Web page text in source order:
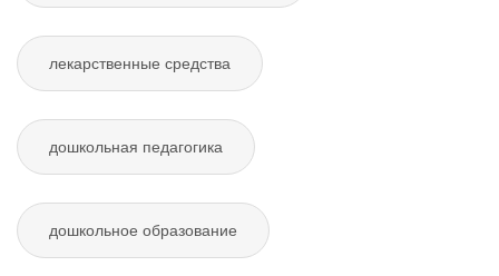
лекарственные средства
дошкольная педагогика
дошкольное образование